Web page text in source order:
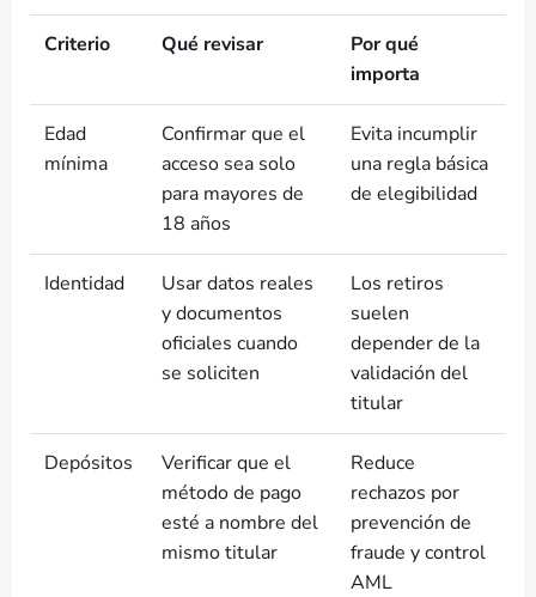
Criterio Qué revisar
Por qué
importa
Edad
mínima
Confirmar que el
acceso sea solo
para mayores de
18 años
Evita incumplir
una regla básica
de elegibilidad
Identidad
Usar datos reales
y documentos
oficiales cuando
se soliciten
Los retiros
suelen
depender de la
validación del
titular
Depósitos
Verificar que el
método de pago
esté a nombre del
mismo titular
Reduce
rechazos por
prevención de
fraude y control
AML